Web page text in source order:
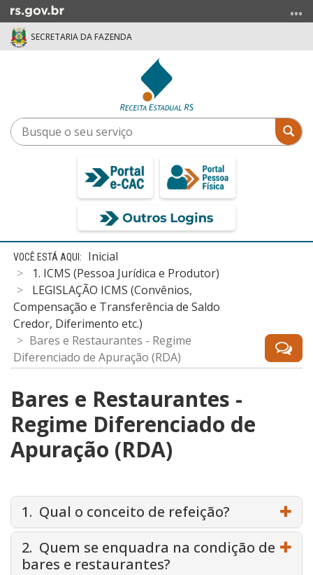
para
menu
SECRETARIA DA FAZENDA
Busque
o
Início
conteúdo
Inicial
1. ICMS (Pessoa Jurídica e Produtor)
LEGISLAÇÃO ICMS (Convênios,
Compensação e Transferência de Saldo
Credor, Diferimento etc.)
Bares e Restaurantes - Regime
Diferenciado de Apuração (RDA)
Bares e Restaurantes -
Regime Diferenciado de
Apuração (RDA)
1. Qual o conceito de refeição?
2. Quem se enquadra na condição de
bares e restaurantes?